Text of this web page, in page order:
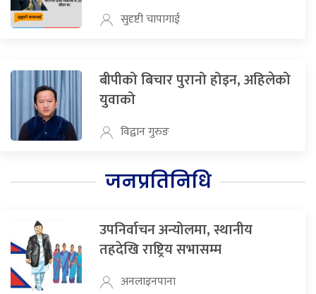
सुदृष्टी चापागाई
बीपीको बिचार पुरानो होइन, अहिलेको
युवाको
विद्वान गुरुङ
जनप्रतिनिधि
उपनिर्वाचन अन्योलमा, स्थानीय
तहदेखि राष्ट्रिय सभासम्म
अनलाइनपाना